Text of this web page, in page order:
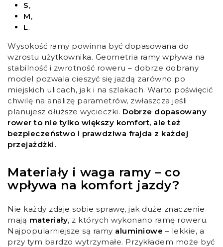
S,
M,
L.
Wysokość ramy powinna być dopasowana do
wzrostu użytkownika. Geometria ramy wpływa na
stabilność i zwrotność roweru – dobrze dobrany
model pozwala cieszyć się jazdą zarówno po
miejskich ulicach, jak i na szlakach. Warto poświęcić
chwilę na analizę parametrów, zwłaszcza jeśli
planujesz dłuższe wycieczki. Dobrze dopasowany
rower to nie tylko większy komfort, ale też
bezpieczeństwo i prawdziwa frajda z każdej
przejażdżki.
Materiały i waga ramy – co
wpływa na komfort jazdy?
Nie każdy zdaje sobie sprawę, jak duże znaczenie
mają materiały, z których wykonano ramę roweru.
Najpopularniejsze są ramy aluminiowe – lekkie, a
przy tym bardzo wytrzymałe. Przykładem może być